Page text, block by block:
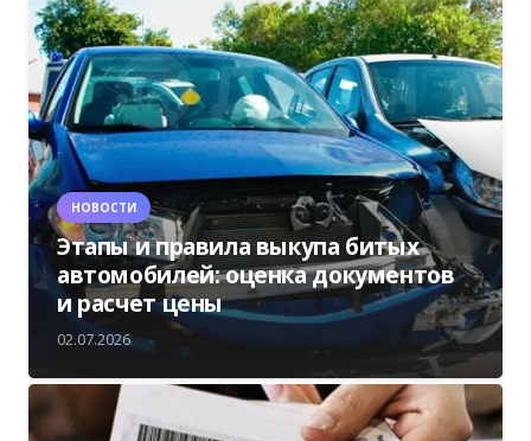
НОВОСТИ
Этапы и правила выкупа битых
автомобилей: оценка документов
и расчет цены
02.07.2026